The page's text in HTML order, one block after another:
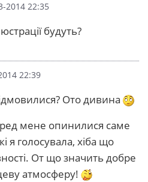
2014 22:35
будуть?
22:39
Ото дивина
мене опинилися саме
я голосувала, хіба що
От що значить добре
атмосферу!